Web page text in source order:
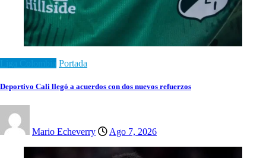
Portada
Deportivo Cali llegó a acuerdos con dos nuevos refuerzos
Mario Echeverry Ago 7, 2026